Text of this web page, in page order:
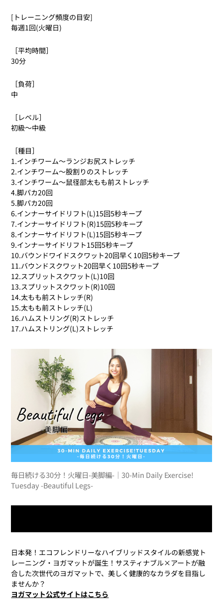
[トレーニング頻度の目安]
毎週1回(火曜日)
［平均時間］
30分
［負荷］
中
［レベル］
初級〜中級
［種目］
1.インチワーム〜ランジお尻ストレッチ
2.インチワーム〜股割りのストレッチ
3.インチワーム〜鼠径部太もも前ストレッチ
4.脚パカ20回
5.脚パカ20回
6.インナーサイドリフト(L)15回5秒キープ
7.インナーサイドリフト(R)15回5秒キープ
8.インナーサイドリフト(L)15回5秒キープ
9.インナーサイドリフト15回5秒キープ
10.バウンドワイドスクワット20回早く10回5秒キープ
11.バウンドスクワット20回早く10回5秒キープ
12.スプリットスクワット(L)10回
13.スプリットスクワット(R)10回
14.太もも前ストレッチ(R)
15.太もも前ストレッチ(L)
16.ハムストリング(R)ストレッチ
17.ハムストリング(L)ストレッチ
毎日続ける30分！火曜日-美脚編-｜30-Min Daily Exercise!
Tuesday -Beautiful Legs-
日本発！エコフレンドリーなハイブリッドスタイルの新感覚ト
レーニング・ヨガマットが誕生！サスティナブル×アートが融
合した次世代のヨガマットで、美しく健康的なカラダを目指し
ませんか？
ヨガマット公式サイトはこちら